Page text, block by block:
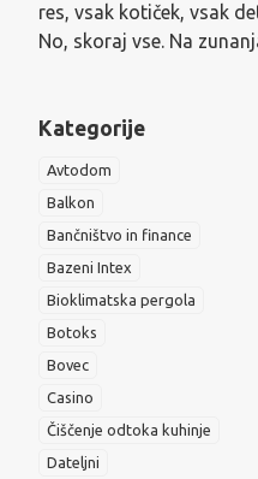
res, vsak kotiček, vsak
No, skoraj vse. Na
Kategorije
Avtodom
Balkon
Bančništvo in finance
Bazeni Intex
Bioklimatska pergola
Botoks
Bovec
Casino
Čiščenje odtoka kuhinje
Dateljni